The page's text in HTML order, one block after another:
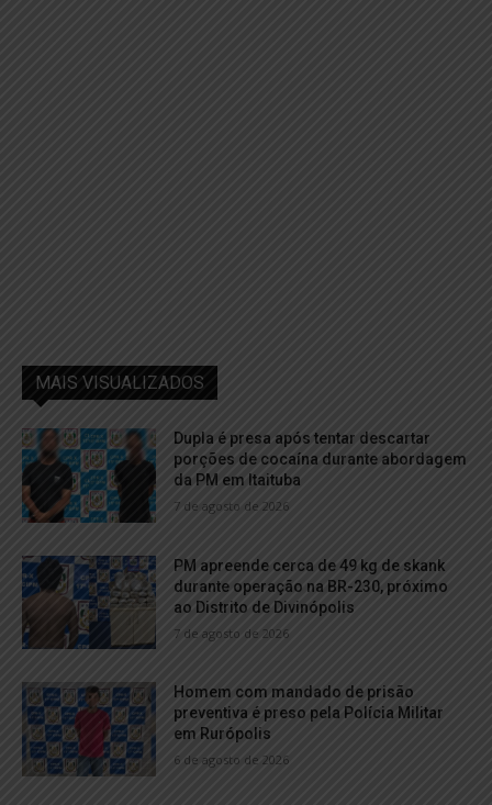
MAIS VISUALIZADOS
Dupla é presa após tentar descartar
porções de cocaína durante abordagem
da PM em Itaituba
7 de agosto de 2026
PM apreende cerca de 49 kg de skank
durante operação na BR-230, próximo
ao Distrito de Divinópolis
7 de agosto de 2026
Homem com mandado de prisão
preventiva é preso pela Polícia Militar
em Rurópolis
6 de agosto de 2026